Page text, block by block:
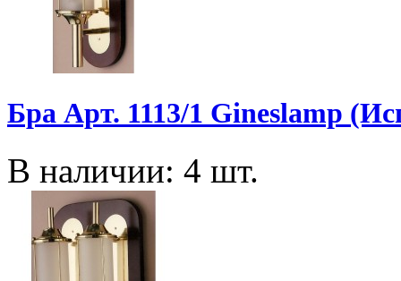
Бра Арт. 1113/1 Gineslamp
В наличии: 4 шт.